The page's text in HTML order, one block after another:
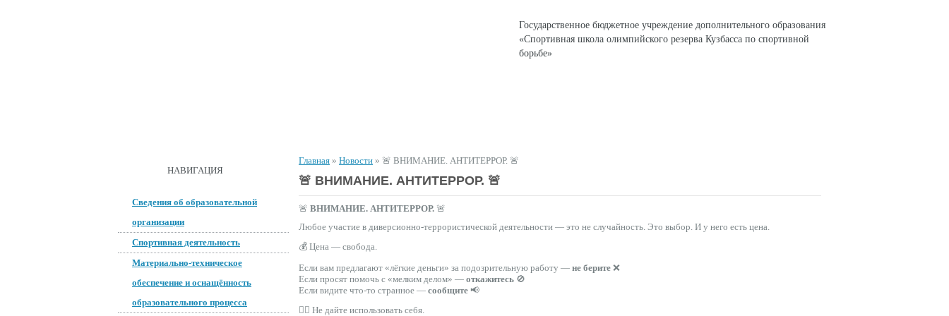
Государственное бюджетное учреждение дополнительного образования
«Спортивная школа олимпийского резерва Кузбасса по спортивной
борьбе»
НАВИГАЦИЯ
Сведения об образовательной
организации
Спортивная деятельность
Материально-техническое
обеспечение и оснащённость
образовательного процесса
Главная » Новости » 🚨 ВНИМАНИЕ. АНТИТЕРРОР. 🚨
🚨 ВНИМАНИЕ. АНТИТЕРРОР. 🚨
🚨 ВНИМАНИЕ. АНТИТЕРРОР. 🚨
Любое участие в диверсионно-террористической деятельности — это не случайность. Это выбор. И у него есть цена.
💰 Цена — свобода.
Если вам предлагают «лёгкие деньги» за подозрительную работу — не берите ❌
Если просят помочь с «мелким делом» — откажитесь 🚫
Если видите что-то странное — сообщите 📢
🙅‍♂️ Не дайте использовать себя.